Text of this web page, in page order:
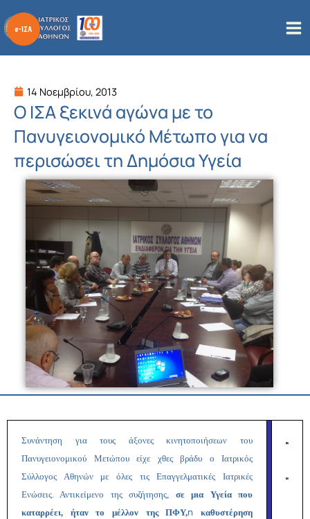
στο
περιεχόμενο
14 Νοεμβρίου, 2013
Ο ΙΣΑ ξεκινά αγώνα με το
Πανυγειονομικό Μέτωπο για να
περισώσει τη Δημόσια Υγεία
Συνάντηση για τους άξονες κινητοποιήσεων του
Πανυγειονομικού Μετώπου είχε χθες βράδυ ο Ιατρικός
Σύλλογος Αθηνών με όλες τις Επαγγελματικές Ιατρικές
Ενώσεις. Αντικείμενο της συζήτησης, σε μια Υγεία που
καταρρέει, ήταντο μέλλον της ΠΦΥ,ηκαθυστέρηση